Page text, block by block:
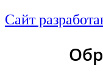
Сайт